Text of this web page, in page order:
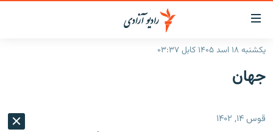
لینک‌های
قابل
دسترسی
به
بازگشت
گزارش‌ها
یکشنبه ۱۸ اسد ۱۴۰۵ کابل ۰۳:۳۷
جهان
قوس ۱۴, ۱۴۰۲